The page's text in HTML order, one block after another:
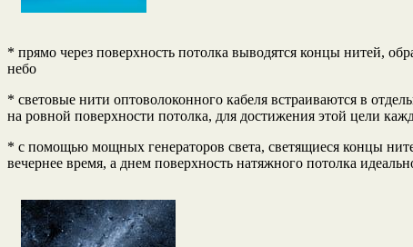
* прямо через поверхность потолка выводятся концы нитей,
небо
* световые нити оптоволоконного кабеля встраиваются в
на ровной поверхности потолка, для достижения этой цели
* с помощью мощных генераторов света, светящиеся концы
вечернее время, а днем поверхность натяжного потолка